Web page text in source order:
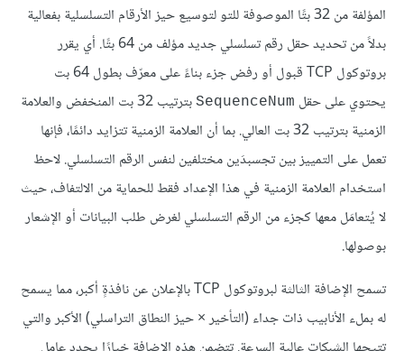
المؤلفة من 32 بتًا الموصوفة للتو لتوسيع حيز الأرقام التسلسلية بفعالية
بدلاً من تحديد حقل رقم تسلسلي جديد مؤلف من 64 بتًا. أي يقرر
بروتوكول TCP قبول أو رفض جزء بناءً على معرّف بطول 64 بت
يحتوي على حقل SequenceNum
بترتيب 32 بت المنخفض والعلامة
الزمنية بترتيب 32 بت العالي. بما أن العلامة الزمنية تتزايد دائمًا، فإنها
تعمل على التمييز بين تجسبدَين مختلفين لنفس الرقم التسلسلي. لاحظ
استخدام العلامة الزمنية في هذا الإعداد فقط للحماية من الالتفاف، حيث
لا يُتعامَل معها كجزء من الرقم التسلسلي لغرض طلب البيانات أو الإشعار
بوصولها.
تسمح الإضافة الثالثة لبروتوكول TCP بالإعلان عن نافذةٍ أكبر، مما يسمح
له بملء الأنابيب ذات جداء (التأخير × حيز النطاق التراسلي) الأكبر والتي